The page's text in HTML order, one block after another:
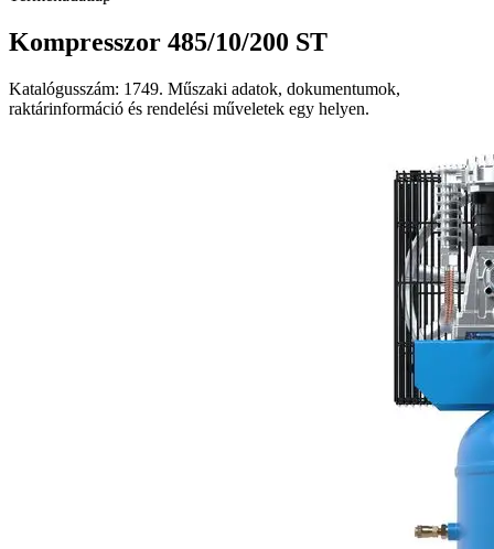
Kompresszor 485/10/200 ST
Katalógusszám: 1749. Műszaki adatok, dokumentumok,
raktárinformáció és rendelési műveletek egy helyen.